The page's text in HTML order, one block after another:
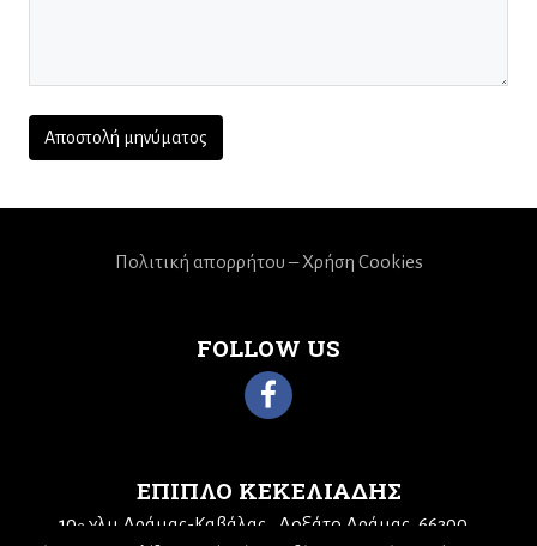
ΕΠΙΠΛΟ ΚΕΚΕΛΙΑΔΗΣ
10ο χλμ Δράμας-Καβάλας
Δοξάτο Δράμας, 66300
FOLLOW US
Πολιτική απορρήτου – Χρήση Cookies